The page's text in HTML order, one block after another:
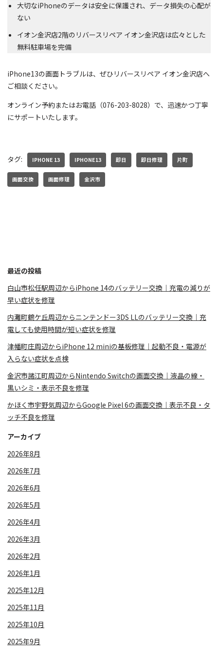
大切なiPhoneのデータは安全に保護され、データ損失の心配が
ない
イオン金沢店2階のリバースリペア イオン金沢店は広々とした
無料駐車場を完備
iPhone13の画面トラブルは、ぜひリバースリペア イオン金沢店へ
ご相談ください。
オンライン予約またはお電話（076-203-8028）で、迅速かつ丁寧
にサポートいたします。
タグ: IPHONE 13 IPHONE13 即日 即日修理 片町
画面交換 画面修理 金沢市
最近の投稿
白山市松任駅周辺からiPhone 14のバッテリー交換｜充電の減りが
早い症状を修理
内灘町鶴ケ丘周辺からニンテンドー3DS LLのバッテリー交換｜充
電しても使用時間が短い症状を修理
津幡町庄周辺からiPhone 12 miniの基板修理｜起動不良・電源が
入らない症状を点検
金沢市諸江町周辺からNintendo Switchの画面交換｜液晶の線・
黒いシミ・表示不良を修理
かほく市宇野気周辺からGoogle Pixel 6の画面交換｜表示不良・タ
ッチ不良を修理
アーカイブ
2026年8月
2026年7月
2026年6月
2026年5月
2026年4月
2026年3月
2026年2月
2026年1月
2025年12月
2025年11月
2025年10月
2025年9月